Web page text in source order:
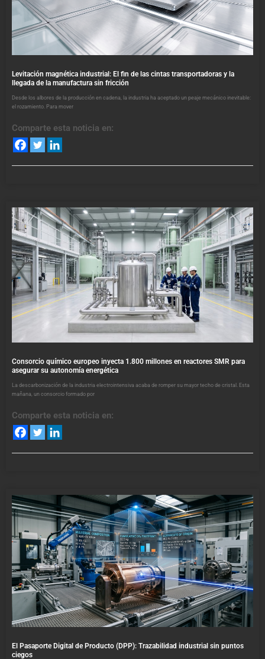
Levitación magnética industrial: El fin de las cintas transportadoras y la
llegada de la manufactura sin fricción
Desde los albores de la producción en cadena, la industria ha aceptado un peaje mecánico inevitable:
el rozamiento. Para mover
Comparte esta noticia en:
Consorcio químico europeo inyecta 1.800 millones en reactores SMR para
asegurar su autonomía energética
La descarbonización de la industria electrointensiva acaba de romper su mayor techo de cristal. Esta
mañana, un consorcio formado por
Comparte esta noticia en:
El Pasaporte Digital de Producto (DPP): Trazabilidad industrial sin puntos
ciegos